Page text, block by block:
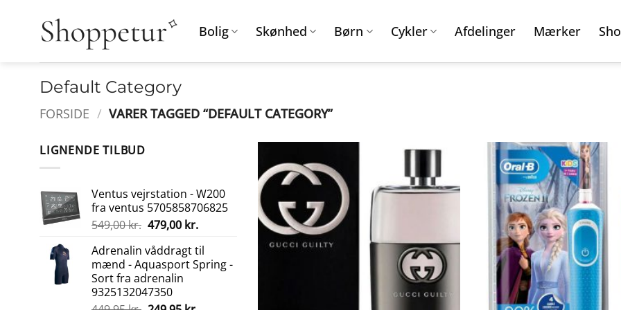
Bolig Skønhed Børn Cykler Afdelinger Mærker
Default Category
FORSIDE / VARER TAGGED “DEFAULT CATEGORY”
LIGNENDE TILBUD
Ventus vejrstation - W200
fra ventus 5705858706825
549,00kr. Den
pris
var:
549,00 kr..
479,00 kr.Den
pris
er:
Adrenalin våddragt til
mænd - Aquasport Spring -
Sort fra adrenalin
9325132047350